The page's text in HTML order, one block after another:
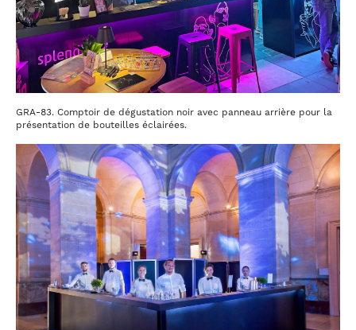
GRA-83. Comptoir de dégustation noir avec panneau arrière pour la
présentation de bouteilles éclairées.